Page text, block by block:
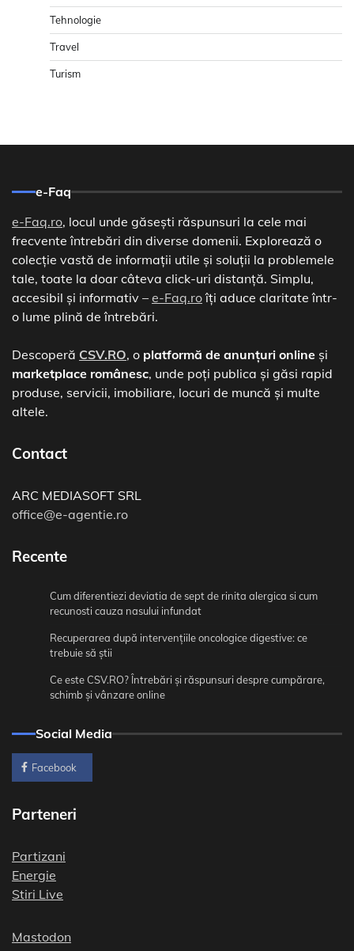
Tehnologie
Travel
Turism
e-Faq
e-Faq.ro, locul unde găsești răspunsuri la cele mai
frecvente întrebări din diverse domenii. Explorează o
colecție vastă de informații utile și soluții la problemele
tale, toate la doar câteva click-uri distanță. Simplu,
accesibil și informativ – e-Faq.roîți aduce claritate într-
o lume plină de întrebări.
Descoperă CSV.RO, o platformă de anunțuri online și
marketplace românesc, unde poți publica și găsi rapid
produse, servicii, imobiliare, locuri de muncă și multe
altele.
Contact
ARC MEDIASOFT SRL
office@e-agentie.ro
Recente
Cum diferentiezi deviatia de sept de rinita alergica si cum
recunosti cauza nasului infundat
Recuperarea după intervențiile oncologice digestive: ce
trebuie să știi
Ce este CSV.RO? Întrebări și răspunsuri despre cumpărare,
schimb și vânzare online
Social Media
Facebook
Parteneri
Partizani
Energie
Stiri Live
Mastodon